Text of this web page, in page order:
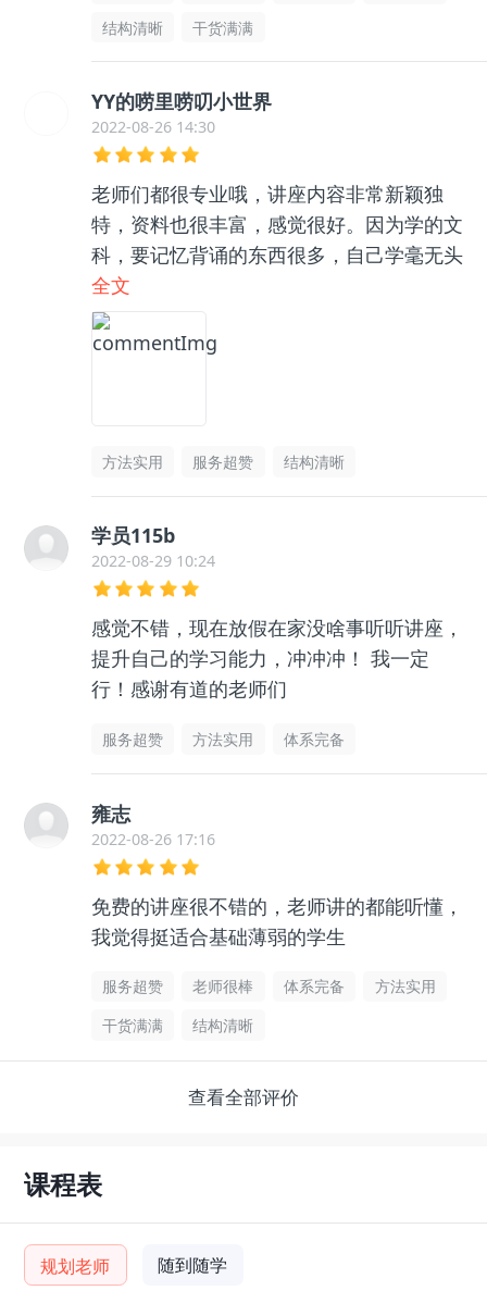
结构清晰
干货满满
YY的唠里唠叨小世界
2022-08-26 14:30
老师们都很专业哦，讲座内容非常新颖独
特，资料也很丰富，感觉很好。因为学的文
科，要记忆背诵的东西很多，自己学毫无头
绪，和咨询老师聊了之后收获很大，逻辑框
架清晰了很多，总之很推荐👍🏻
全文
方法实用 服务超赞 结构清晰
学员115b
2022-08-29 10:24
感觉不错，现在放假在家没啥事听听讲座，
提升自己的学习能力，冲冲冲！ 我一定
行！感谢有道的老师们
服务超赞 方法实用 体系完备
雍志
2022-08-26 17:16
免费的讲座很不错的，老师讲的都能听懂，
我觉得挺适合基础薄弱的学生
服务超赞 老师很棒 体系完备
方法实用
干货满满
结构清晰
查看全部评价
课程表
规划老师 随到随学